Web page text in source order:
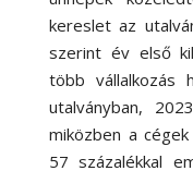
kereslet az
szerint év első
több vállalkozás
utalványban,
miközben a
57 százalékkal